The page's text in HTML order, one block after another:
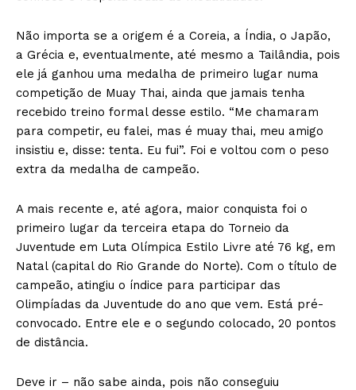
Não importa se a origem é a Coreia, a Índia, o Japão,
a Grécia e, eventualmente, até mesmo a Tailândia, pois
ele já ganhou uma medalha de primeiro lugar numa
competição de Muay Thai, ainda que jamais tenha
recebido treino formal desse estilo. “Me chamaram
para competir, eu falei, mas é muay thai, meu amigo
insistiu e, disse: tenta. Eu fui”. Foi e voltou com o peso
extra da medalha de campeão.
A mais recente e, até agora, maior conquista foi o
primeiro lugar da terceira etapa do Torneio da
Juventude em Luta Olímpica Estilo Livre até 76 kg, em
Natal (capital do Rio Grande do Norte). Com o título de
campeão, atingiu o índice para participar das
Olimpíadas da Juventude do ano que vem. Está pré-
convocado. Entre ele e o segundo colocado, 20 pontos
de distância.
Deve ir – não sabe ainda, pois não conseguiu